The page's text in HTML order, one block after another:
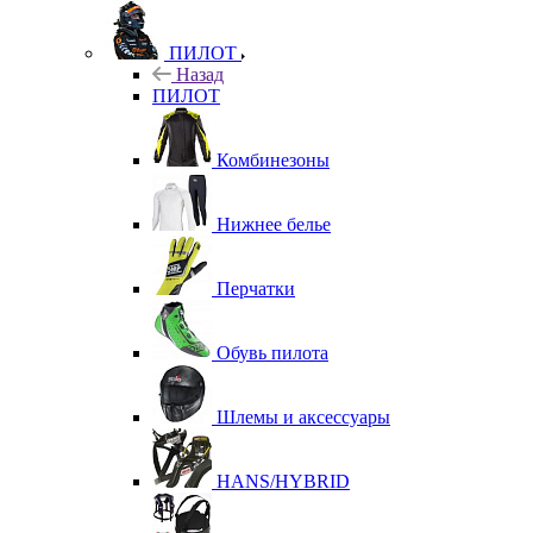
ПИЛОТ
Назад
ПИЛОТ
Комбинезоны
Нижнее белье
Перчатки
Обувь пилота
Шлемы и аксессуары
HANS/HYBRID